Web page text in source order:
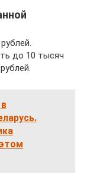
до 10 тысяч